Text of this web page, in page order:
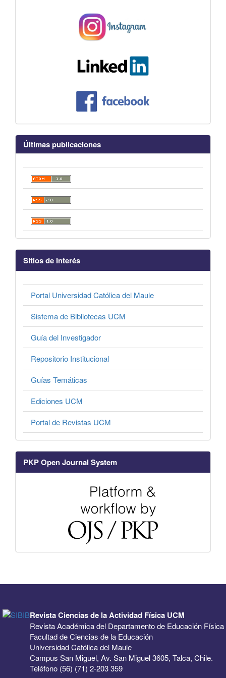
Últimas publicaciones
Sitios de Interés
Portal Universidad Católica del Maule
Sistema de Bibliotecas UCM
Guía del Investigador
Repositorio Institucional
Guías Temáticas
Ediciones UCM
Portal de Revistas UCM
PKP Open Journal System
Revista Ciencias de la Actividad Física UCM
Revista Académica del Departamento de Educación Física
Facultad de Ciencias de la Educación
Universidad Católica del Maule
Campus San Miguel, Av. San Miguel 3605, Talca, Chile.
Teléfono (56) (71) 2-203 359